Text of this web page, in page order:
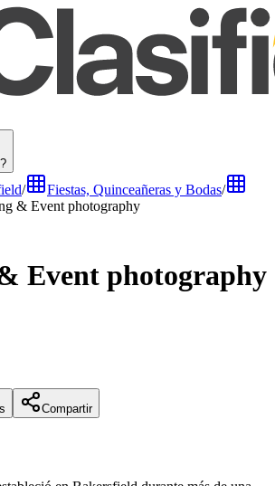
/ Fiestas, Quinceañeras y Bodas/
& Event photography
Event photography
Compartir